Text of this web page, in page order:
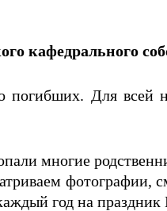
кафедрального
Для всей
многие
год на